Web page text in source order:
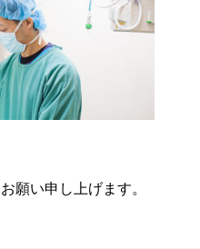
願い申し上げます。